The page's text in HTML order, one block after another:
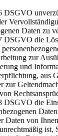
DSGVO
Daten zu
DSGVO die
zur
und
aus
zur
DSGVO die
Daten von
ist,